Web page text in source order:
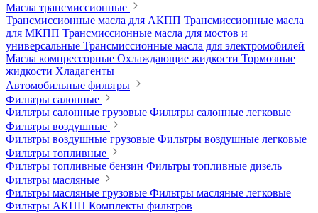
Масла трансмиссионные
Трансмиссионные масла для АКПП Трансмиссионные масла
для МКПП Трансмиссионные масла для мостов и
универсальные Трансмиссионные масла для электромобилей
Масла компрессорные Охлаждающие жидкости Тормозные
жидкости Хладагенты
Автомобильные фильтры
Фильтры салонные
Фильтры салонные грузовые Фильтры салонные легковые
Фильтры воздушные
Фильтры воздушные грузовые Фильтры воздушные легковые
Фильтры топливные
Фильтры топливные бензин Фильтры топливные дизель
Фильтры масляные
Фильтры масляные грузовые Фильтры масляные легковые
Фильтры АКПП Комплекты фильтров